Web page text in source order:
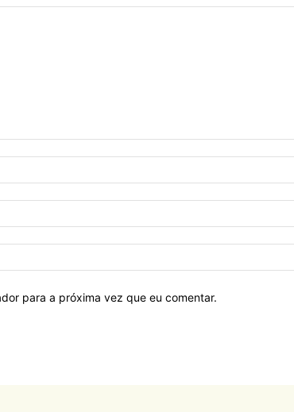
para a próxima vez que eu comentar.